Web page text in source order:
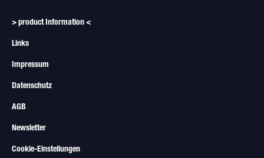
> product Information <
Links
Impressum
Datenschutz
AGB
Newsletter
Cookie-Einstellungen